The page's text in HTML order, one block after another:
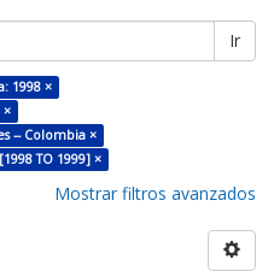
Ir
1998 ×
×
-- Colombia ×
TO 1999] ×
Mostrar filtros avanzados